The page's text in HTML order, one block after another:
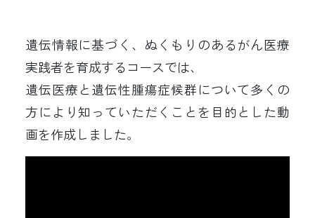
遺伝情報に基づく、ぬくもりのあるがん医療
実践者を育成するコースでは、
遺伝医療と遺伝性腫瘍症候群について多くの
方により知っていただくことを目的とした動
画を作成しました。